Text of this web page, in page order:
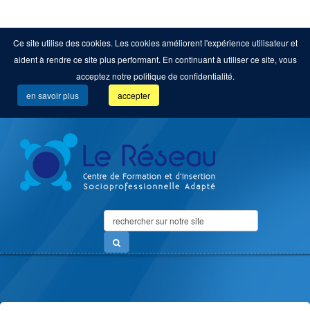
Ce site utilise des cookies. Les cookies améliorent l'expérience utilisateur et
aident à rendre ce site plus performant. En continuant à utiliser ce site, vous
acceptez notre politique de confidentialité.
en savoir plus
accepter
Search
...